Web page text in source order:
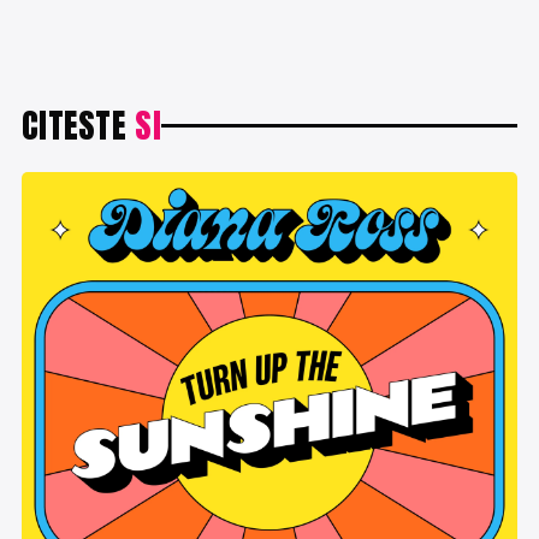
CITESTE SI